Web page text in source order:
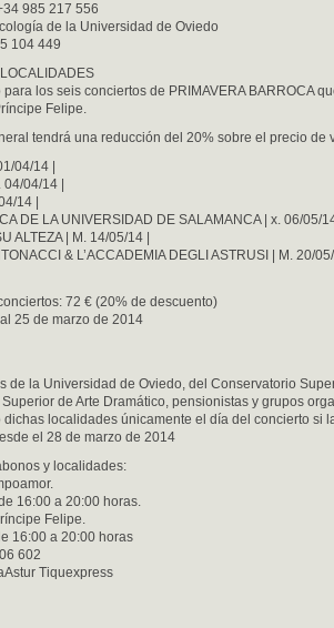
985 217 556
de la Universidad de Oviedo
104 449
los seis conciertos de PRIMAVERA BARROCA
Felipe.
tendrá una reducción del 20% sobre el precio de
04/14 |
04/14 |
14 |
DE LA UNIVERSIDAD DE SALAMANCA | x. 06/05/14
ALTEZA | M. 14/05/14 |
& L’ACCADEMIA DEGLI ASTRUSI | M. 20/05/
72 € (20% de descuento)
25 de marzo de 2014
de la Universidad de Oviedo, del Conservatorio
de Arte Dramático, pensionistas y grupos
localidades únicamente el día del concierto si
el 28 de marzo de 2014
y localidades:
16:00 a 20:00 horas.
Felipe.
16:00 a 20:00 horas
602
Tiquexpress